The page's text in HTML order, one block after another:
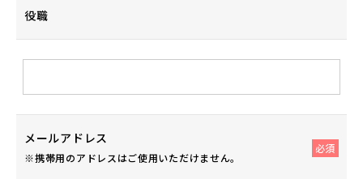
役職
必須
メールアドレス
※携帯用のアドレスはご使用いただけません。